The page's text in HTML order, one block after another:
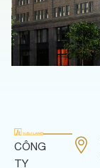
CÔNG
TY